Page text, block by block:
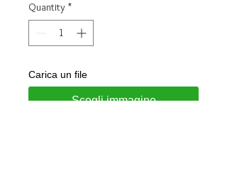
Quantity *
Carica un file
Scegli immagine